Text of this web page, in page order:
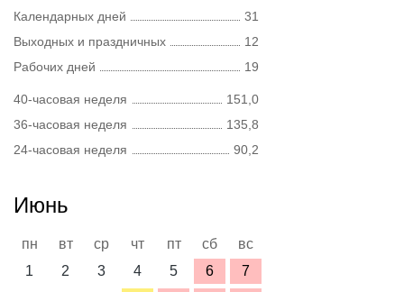
Календарных дней
31
Выходных и праздничных
12
Рабочих дней
19
40-часовая неделя
151,0
36-часовая неделя
135,8
24-часовая неделя
90,2
Июнь
пн вт ср чт пт сб
вс
1
2 3 4 5 6
7